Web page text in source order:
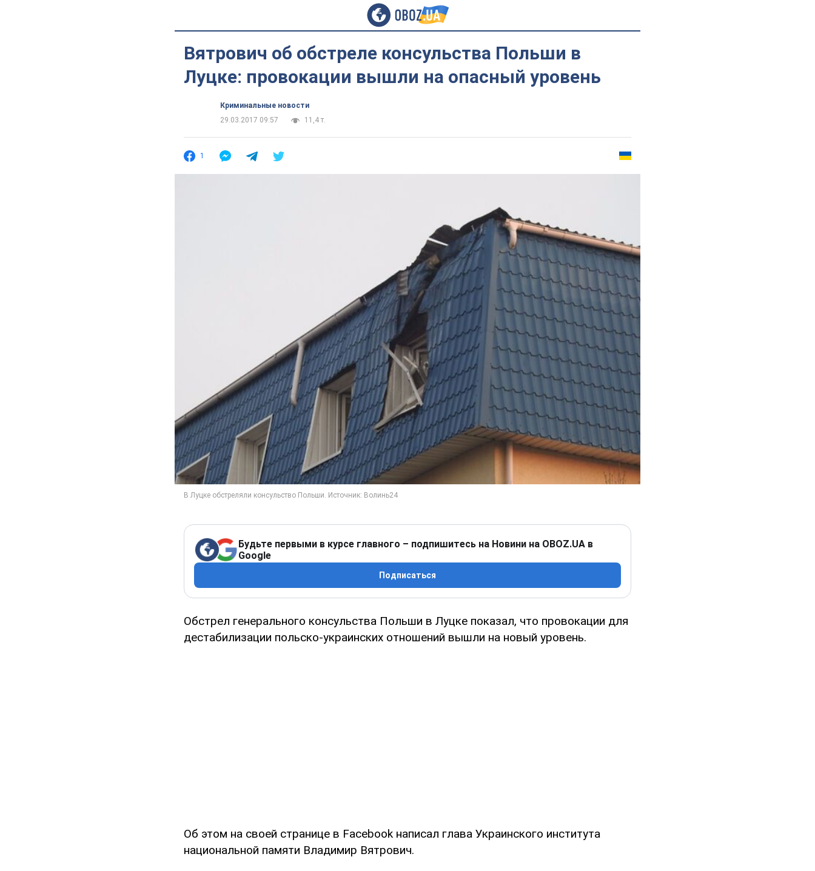
Вятрович об обстреле консульства Польши в
Луцке: провокации вышли на опасный уровень
Криминальные новости
29.03.2017 09:57
11,4 т.
1
Будьте первыми в курсе главного – подпишитесь на Новини на OBOZ.UA в
Google
Подписаться
Обстрел генерального консульства Польши в Луцке показал, что провокации для
дестабилизации польско-украинских отношений вышли на новый уровень.
Об этом на своей странице в Facebook написал глава Украинского института
национальной памяти Владимир Вятрович.